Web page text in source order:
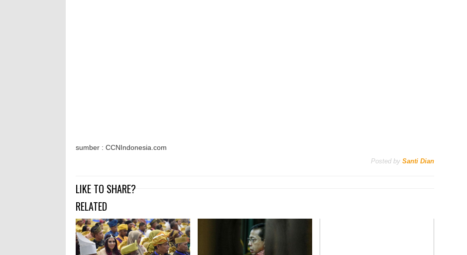
sumber : CCNIndonesia.com
Posted by Santi Dian
LIKE TO SHARE?
RELATED